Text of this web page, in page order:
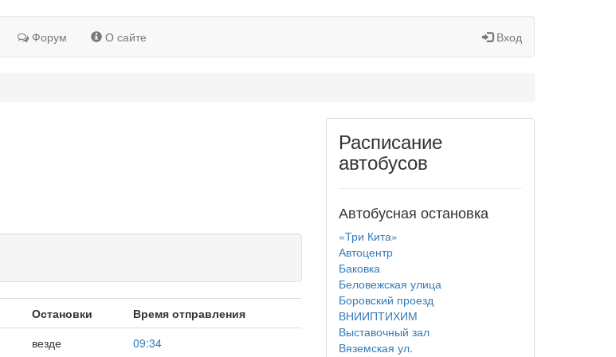
Форум О сайте Вход
Остановки
Время отправления
везде 09:34
Расписание
автобусов
Автобусная остановка
«Три Кита»
Автоцентр
Баковка
Беловежская улица
Боровский проезд
ВНИИПТИХИМ
Выставочный зал
Вяземская ул.